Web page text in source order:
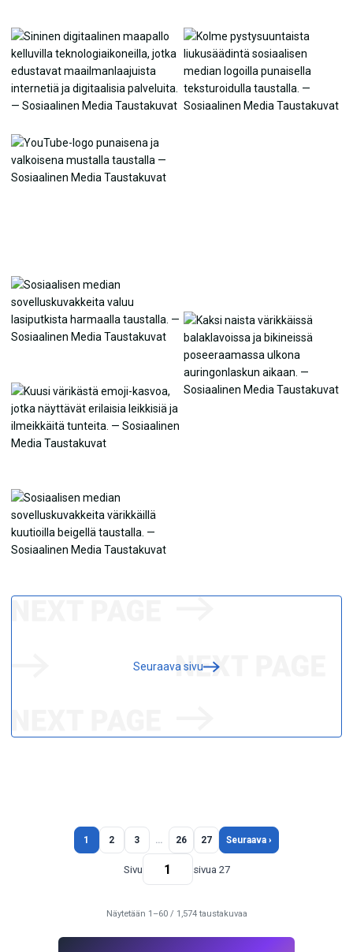
Seuraava sivu
1 2 3 … 26 27 Seuraava ›
Sivu sivua 27
Näytetään 1–60 / 1,574 taustakuvaa